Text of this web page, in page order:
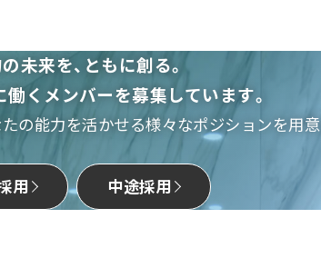
未来を、ともに創る。
くメンバーを募集しています。
の能力を活かせる様々なポジションを用意
用 中途採用